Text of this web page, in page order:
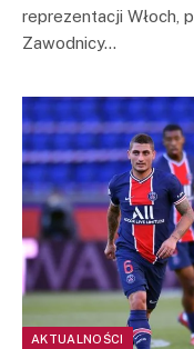
reprezentacji Włoch,
Zawodnicy…
AKTUALNOŚCI